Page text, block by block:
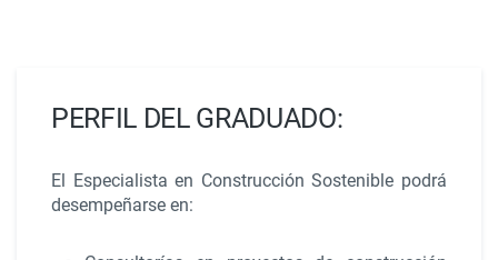
PERFIL DEL GRADUADO:
El Especialista en Construcción Sostenible podrá
desempeñarse en: